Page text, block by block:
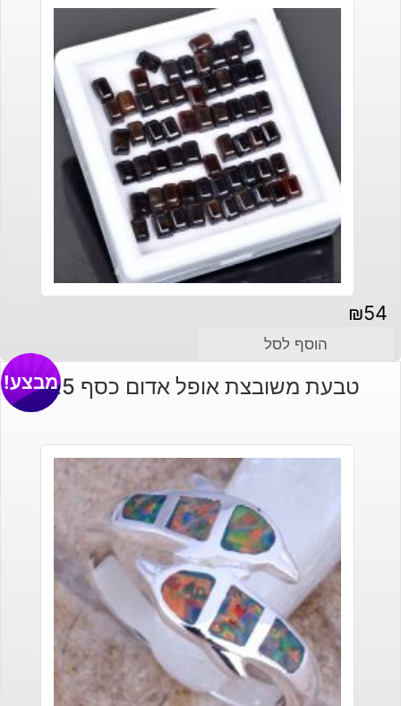
₪54
הוסף לסל
טבעת משובצת אופל אדום כסף 925 מבצע!